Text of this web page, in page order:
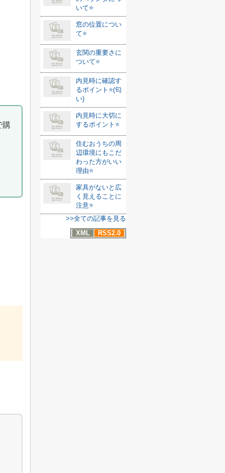
購
いて⭐️
窓の位置につい
て⭐️
玄関の重要さに
ついて⭐️
内見時に確認す
るポイント⭐️(匂
い)
内見時に大切に
するポイント⭐️
住むおうちの周
辺環境にもこだ
わった方がいい
理由⭐️
家具がないと広
く見えることに
注意⭐️
>>全ての記事を見る
XML
RSS2.0